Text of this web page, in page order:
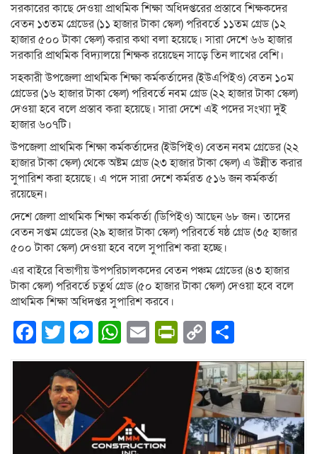
সরকারের কাছে দেওয়া প্রাথমিক শিক্ষা অধিদপ্তরের প্রস্তাবে শিক্ষকদের
বেতন ১৩তম গ্রেডের (১১ হাজার টাকা স্কেল) পরিবর্তে ১১তম গ্রেড (১২
হাজার ৫০০ টাকা স্কেল) করার কথা বলা হয়েছে। সারা দেশে ৬৬ হাজার
সরকারি প্রাথমিক বিদ্যালয়ে শিক্ষক রয়েছেন সাড়ে তিন লাখের বেশি।
সহকারী উপজেলা প্রাথমিক শিক্ষা কর্মকর্তাদের (ইউএপিইও) বেতন ১০ম
গ্রেডের (১৬ হাজার টাকা স্কেল) পরিবর্তে নবম গ্রেড (২২ হাজার টাকা স্কেল)
দেওয়া হবে বলে প্রস্তাব করা হয়েছে। সারা দেশে এই পদের সংখ্যা দুই
হাজার ৬০৭টি।
উপজেলা প্রাথমিক শিক্ষা কর্মকর্তাদের (ইউপিইও) বেতন নবম গ্রেডের (২২
হাজার টাকা স্কেল) থেকে অষ্টম গ্রেড (২৩ হাজার টাকা স্কেল) এ উন্নীত করার
সুপারিশ করা হয়েছে। এ পদে সারা দেশে কর্মরত ৫১৬ জন কর্মকর্তা
রয়েছেন।
দেশে জেলা প্রাথমিক শিক্ষা কর্মকর্তা (ডিপিইও) আছেন ৬৮ জন। তাদের
বেতন সপ্তম গ্রেডের (২৯ হাজার টাকা স্কেল) পরিবর্তে ষষ্ঠ গ্রেড (৩৫ হাজার
৫০০ টাকা স্কেল) দেওয়া হবে বলে সুপারিশ করা হচ্ছে।
এর বাইরে বিভাগীয় উপপরিচালকদের বেতন পঞ্চম গ্রেডের (৪৩ হাজার
টাকা স্কেল) পরিবর্তে চতুর্থ গ্রেড (৫০ হাজার টাকা স্কেল) দেওয়া হবে বলে
প্রাথমিক শিক্ষা অধিদপ্তর সুপারিশ করবে।
Facebook
Twitter
Messenger
WhatsApp
EmailPrintFriendly
Copy
Link